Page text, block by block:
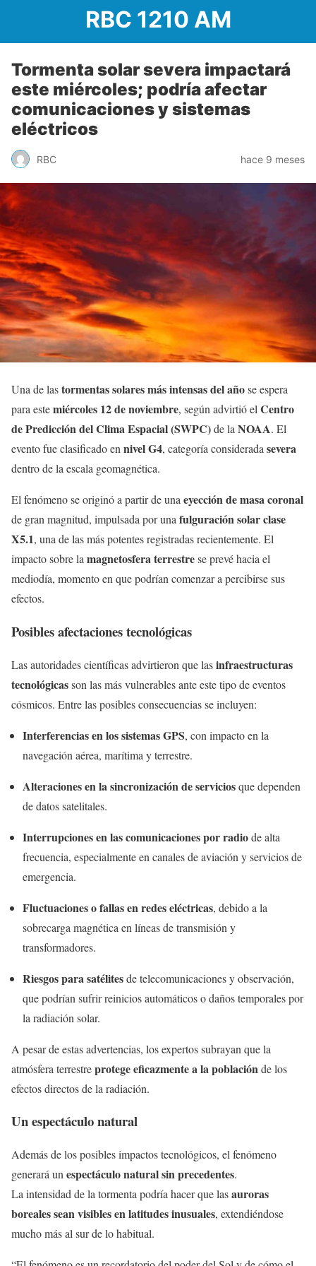
RBC 1210 AM
Tormenta solar severa impactará
este miércoles; podría afectar
comunicaciones y sistemas
eléctricos
RBC hace 9 meses
Una de lastormentas solares más intensas del añose espera
para estemiércoles 12 de noviembre, según advirtió el Centro
de Predicción del Clima Espacial (SWPC)de la NOAA. El
evento fue clasificado en nivel G4, categoría considerada severa
dentro de la escala geomagnética.
El fenómeno se originó a partir de una eyección de masa coronal
de gran magnitud, impulsada por una fulguración solar clase
X5.1, una de las más potentes registradas recientemente. El
impacto sobre la magnetosfera terrestrese prevé hacia el
mediodía, momento en que podrían comenzar a percibirse sus
efectos.
Posibles afectaciones tecnológicas
Las autoridades científicas advirtieron que lasinfraestructuras
tecnológicasson las más vulnerables ante este tipo de eventos
cósmicos. Entre las posibles consecuencias se incluyen:
Interferencias en los sistemas GPS, con impacto en la
navegación aérea, marítima y terrestre.
Alteraciones en la sincronización de serviciosque dependen
de datos satelitales.
Interrupciones en las comunicaciones por radiode alta
frecuencia, especialmente en canales de aviación y servicios de
emergencia.
Fluctuaciones o fallas en redes eléctricas, debido a la
sobrecarga magnética en líneas de transmisión y
transformadores.
Riesgos para satélitesde telecomunicaciones y observación,
que podrían sufrir reinicios automáticos o daños temporales por
la radiación solar.
A pesar de estas advertencias, los expertos subrayan que la
atmósfera terrestreprotege eficazmente a la poblaciónde los
efectos directos de la radiación.
Un espectáculo natural
Además de los posibles impactos tecnológicos, el fenómeno
generará un espectáculo natural sin precedentes.
La intensidad de la tormenta podría hacer que lasauroras
boreales sean visibles en latitudes inusuales, extendiéndose
mucho más al sur de lo habitual.